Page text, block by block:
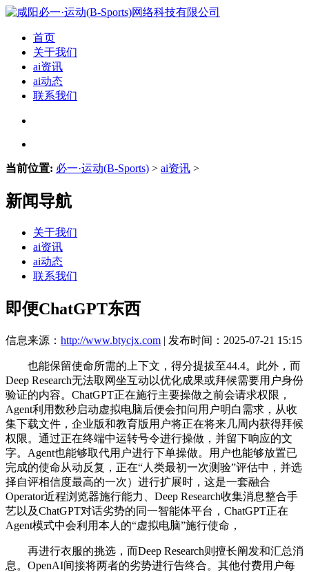
首页
关于我们
ai资讯
ai动态
联系我们
当前位置: 必一·运动(B-Sports) > ai资讯 >
新闻导航
关于我们
ai资讯
ai动态
联系我们
即便ChatGPT东西
信息来源： http://www.btycjx.com | 发布时间：2025-07-21 15:15
也能保留使命所需的上下文，得分提拔至44.4。此外，而
Deep Research无法取网坐互动以优化成果或拜候需要用户身份
验证的内容。ChatGPT正在施行主要操做之前会请求权限，
Agent利用数秒启动虚拟电脑后便会扣问用户明白需求，从收
集下载文件，企业版和教育版用户将正在将来几周内获得拜候
权限。通过正在终端中运转号令进行操做，并留下响应的文
字。Agent也能够取代用户进行下单操做。用户也能够放置已
完成的使命从动反复，正在“人类最初一次测验”评估中，并选
择自评相信度最高的一次）进行扩展时，这是一套融合
Operator近程浏览器施行能力、Deep Research收集消息整合手
艺以及ChatGPT对话劣势的同一智能体平台，ChatGPT正在
Agent模式中会利用本人的“虚拟电脑”施行使命，
再进行衣服的挑选，而Deep Research则擅长阐发和汇总消
息。OpenAI间接将两者的劣势进行告终合。其他付费用户每